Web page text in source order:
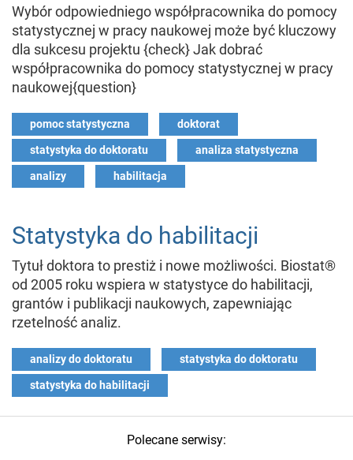
Wybór odpowiedniego współpracownika do pomocy
statystycznej w pracy naukowej może być kluczowy
dla sukcesu projektu {check} Jak dobrać
współpracownika do pomocy statystycznej w pracy
naukowej{question}
pomoc statystyczna doktorat
statystyka do doktoratu analiza statystyczna
analizy habilitacja
Statystyka do habilitacji
Tytuł doktora to prestiż i nowe możliwości. Biostat®
od 2005 roku wspiera w statystyce do habilitacji,
grantów i publikacji naukowych, zapewniając
rzetelność analiz.
analizy do doktoratu statystyka do doktoratu
statystyka do habilitacji
Polecane serwisy: